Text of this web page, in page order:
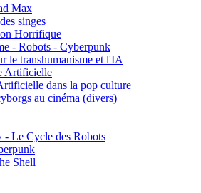
Max
singes
Horrifique
- Robots - Cyberpunk
le transhumanisme et l'IA
Artificielle
dans la pop culture
au cinéma (divers)
- Le Cycle des Robots
Shell